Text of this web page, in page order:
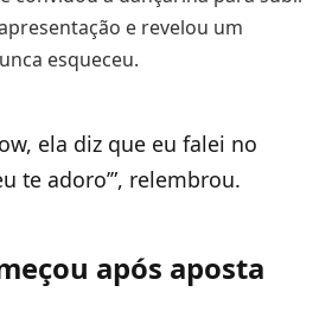
e revelou um
esqueceu.
ela diz que eu falei no
te adoro’”, relembrou.
após aposta